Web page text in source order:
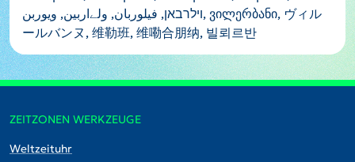
וילרבאן, فيلوربان, ولےاربین, ویوربن, ვილერბანი, ヴィル
ールバンヌ, 维勒班, 维嘞合朋纳, 빌뢰르반
ZEITZONEN WERKZEUGE
Weltzeituhr